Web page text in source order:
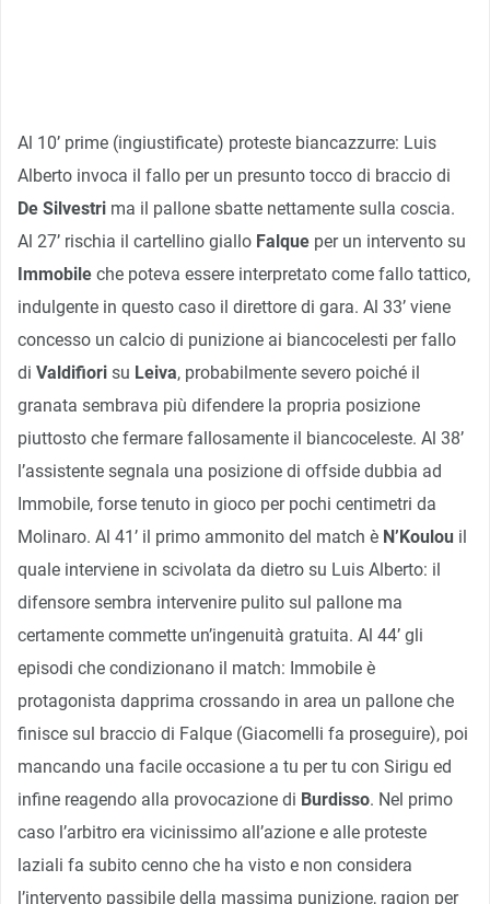
Al 10’ prime (ingiustificate) proteste biancazzurre: Luis
Alberto invoca il fallo per un presunto tocco di braccio di
De Silvestri ma il pallone sbatte nettamente sulla coscia.
Al 27’ rischia il cartellino giallo Falque per un intervento su
Immobile che poteva essere interpretato come fallo tattico,
indulgente in questo caso il direttore di gara. Al 33’ viene
concesso un calcio di punizione ai biancocelesti per fallo
di Valdifiori su Leiva, probabilmente severo poiché il
granata sembrava più difendere la propria posizione
piuttosto che fermare fallosamente il biancoceleste. Al 38’
l’assistente segnala una posizione di offside dubbia ad
Immobile, forse tenuto in gioco per pochi centimetri da
Molinaro. Al 41’ il primo ammonito del match è N’Koulou il
quale interviene in scivolata da dietro su Luis Alberto: il
difensore sembra intervenire pulito sul pallone ma
certamente commette un’ingenuità gratuita. Al 44’ gli
episodi che condizionano il match: Immobile è
protagonista dapprima crossando in area un pallone che
finisce sul braccio di Falque (Giacomelli fa proseguire), poi
mancando una facile occasione a tu per tu con Sirigu ed
infine reagendo alla provocazione di Burdisso. Nel primo
caso l’arbitro era vicinissimo all’azione e alle proteste
laziali fa subito cenno che ha visto e non considera
l’intervento passibile della massima punizione, ragion per